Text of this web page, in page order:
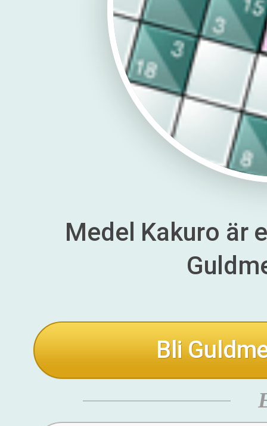
Medel Kakuro är
Bli